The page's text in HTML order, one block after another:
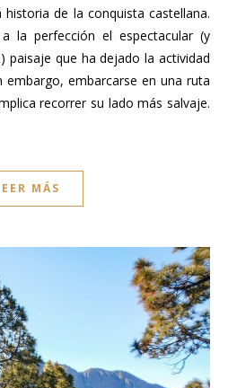
de la conquista castellana.
la perfección el espectacular (y
paisaje que ha dejado la actividad
embargo, embarcarse en una ruta
recorrer su lado más salvaje.
MÁS